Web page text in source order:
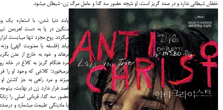
خفقان شیطانی ندارد و در صدد گریز است، او نتیجه حضور سه گدا و عامل مرگ زن-شیطان می‏شود.
پابند دنیا شدن، با استعاره یک
سنگین در پا به دست اهریمن
می‏گردد. روح مجرد تنها می‏بایست
بیابد (فلسفه یا معنویت الهی)
برهاند و خود به خارج از عدن
مرد هنگام گریز به کلاغ در خانه
برمی‏خورد؛ کلاغی که وجود او را
می‏زند و مرد راهی به جز کشتن او
قصد فرار ندارد. زن در نهایت،
حضور سه گدا، قربانی اصلی را
یا مادینگی طبیعت می‏شمارد و